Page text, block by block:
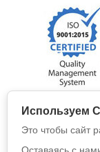
Используем
Это чтобы сайт